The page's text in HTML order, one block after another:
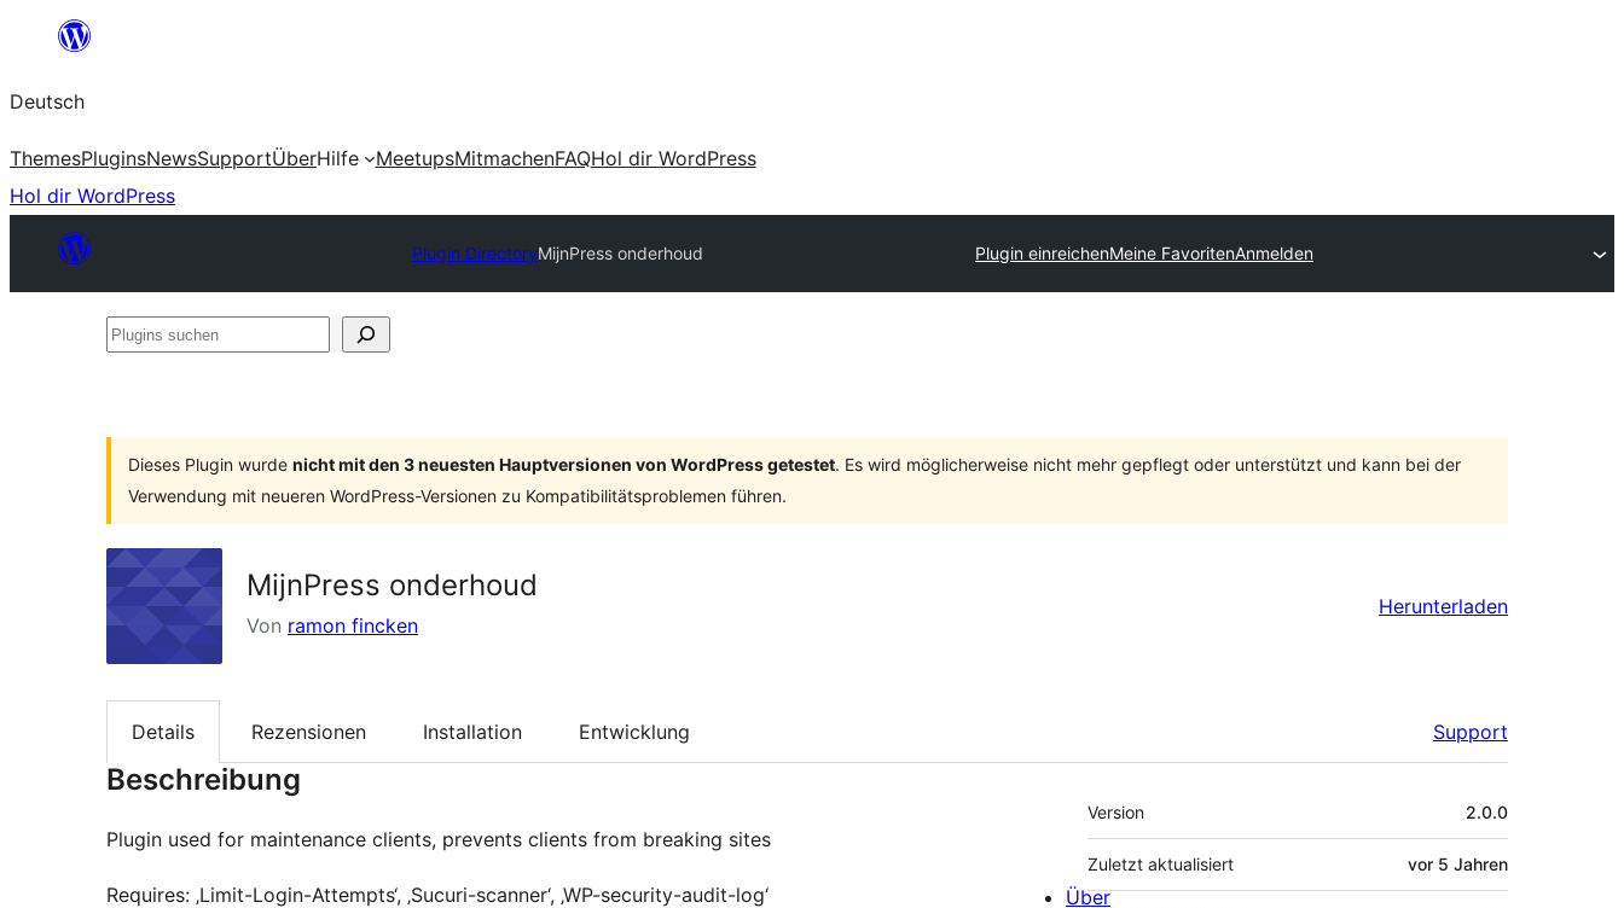
springen
Deutsch
ThemesPluginsNewsSupportÜberHilfe MeetupsMitmachenFAQHol dir WordPress
Hol dir WordPress
Plugin DirectoryMijnPress onderhoud Plugin einreichenMeine FavoritenAnmelden
Plugins
Dieses Plugin wurde nicht mit den 3 neuesten Hauptversionen von WordPress getestet. Es wird möglicherweise nicht mehr gepflegt oder unterstützt und kann bei der
Verwendung mit neueren WordPress-Versionen zu Kompatibilitätsproblemen führen.
MijnPress onderhoud
Von ramon fincken
Herunterladen
Details Rezensionen Installation Entwicklung Support
Beschreibung
Plugin used for maintenance clients, prevents clients from breaking sites
Requires: ‚Limit-Login-Attempts‘, ‚Sucuri-scanner‘, ‚WP-security-audit-log‘
Meta
Version 2.0.0
Zuletzt aktualisiert vor 5 Jahren
Über